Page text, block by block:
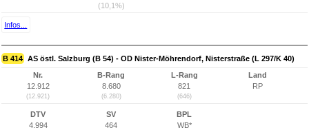
(10,1%)
Infos...
B 414 AS östl. Salzburg (B 54) - OD Nister-Möhrendorf, Nisterstraße (L 297/K 40)
Nr.
12.912
(12.921)
B-Rang
8.680
(6.280)
L-Rang
821
(646)
Land
RP
DTV
4.994
SV
464
BPL
WB*